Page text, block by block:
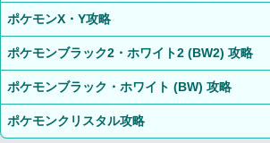
ポケモンX・Y攻略
ポケモンブラック2・ホワイト2 (BW2) 攻略
ポケモンブラック・ホワイト (BW) 攻略
ポケモンクリスタル攻略